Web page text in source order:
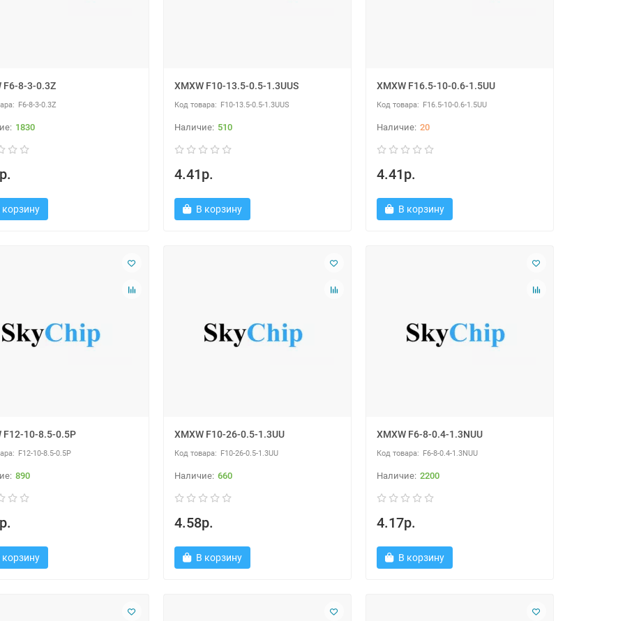
F6-8-3-0.3Z
F6-8-3-0.3Z
1830
корзину
XMXW F10-13.5-0.5-1.3UUS
F10-13.5-0.5-1.3UUS
510
4.41р.
В корзину
XMXW F16.5-10-0.6-1.5UU
F16.5-10-0.6-1.5UU
20
4.41р.
В корзину
F12-10-8.5-0.5P
F12-10-8.5-0.5P
890
корзину
XMXW F10-26-0.5-1.3UU
F10-26-0.5-1.3UU
660
4.58р.
В корзину
XMXW F6-8-0.4-1.3NUU
F6-8-0.4-1.3NUU
2200
4.17р.
В корзину